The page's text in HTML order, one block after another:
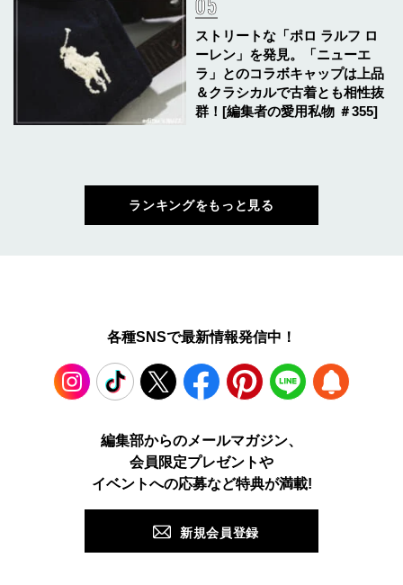
ストリートな「ポロ ラルフ ロ
ーレン」を発見。「ニューエ
ラ」とのコラボキャップは上品
＆クラシカルで古着とも相性抜
群！[編集者の愛用私物 ＃355]
ランキングをもっと見る
各種SNSで最新情報発信中！
TikTok X Facebook Pinterest LINE
編集部からのメールマガジン、
会員限定プレゼントや
イベントへの応募など特典が満載!
新規会員登録